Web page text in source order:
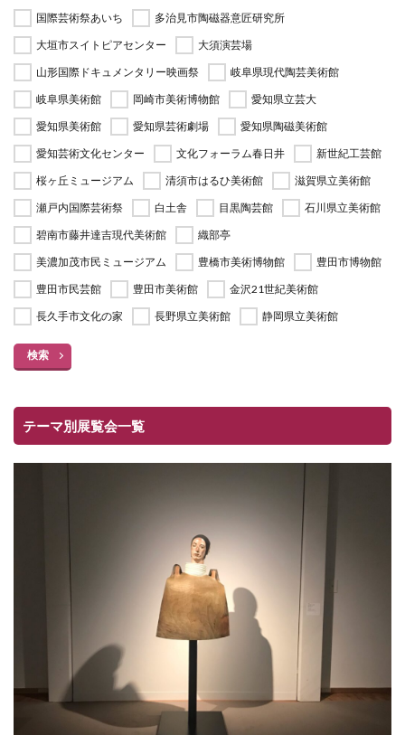
国際芸術祭あいち
多治見市陶磁器意匠研究所
大垣市スイトピアセンター
大須演芸場
山形国際ドキュメンタリー映画祭
岐阜県現代陶芸美術館
岐阜県美術館
岡崎市美術博物館
愛知県立芸大
愛知県美術館
愛知県芸術劇場
愛知県陶磁美術館
愛知芸術文化センター
文化フォーラム春日井
新世紀工芸館
桜ヶ丘ミュージアム
清須市はるひ美術館
滋賀県立美術館
瀬戸内国際芸術祭
白土舎 目黒陶芸館
石川県立美術館
碧南市藤井達吉現代美術館
織部亭
美濃加茂市民ミュージアム
豊橋市美術博物館
豊田市博物館
豊田市民芸館
豊田市美術館
金沢21世紀美術館
長久手市文化の家
長野県立美術館 静岡県立美術館
検索
テーマ別展覧会一覧